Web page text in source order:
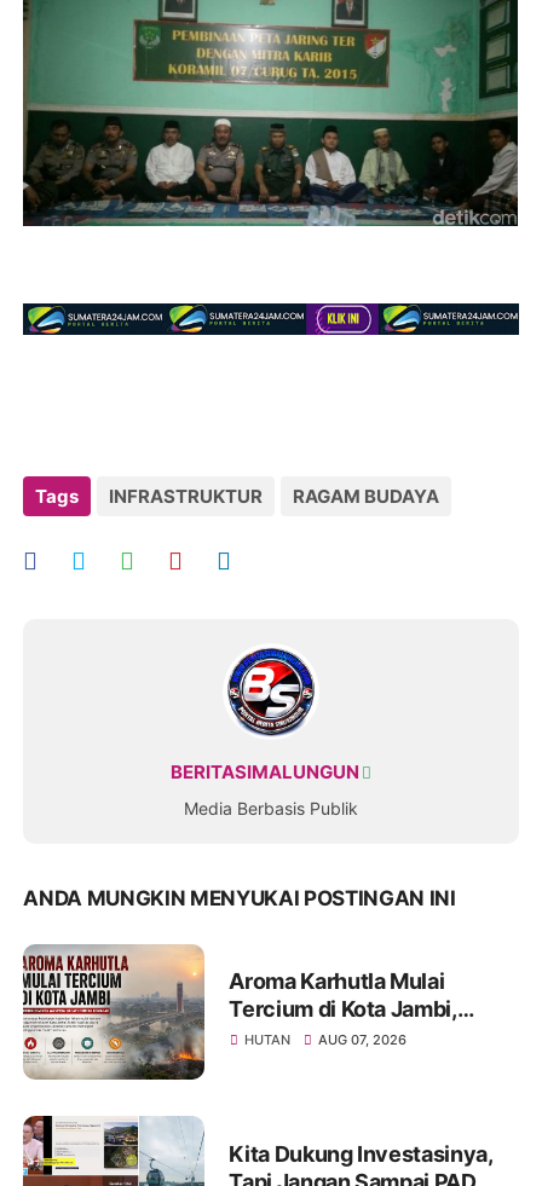
Tags INFRASTRUKTUR RAGAM BUDAYA
BERITASIMALUNGUN
Media Berbasis Publik
ANDA MUNGKIN MENYUKAI POSTINGAN INI
Aroma Karhutla Mulai
Tercium di Kota Jambi,
Warga Diminta Waspada
HUTAN AUG 07, 2026
Kita Dukung Investasinya,